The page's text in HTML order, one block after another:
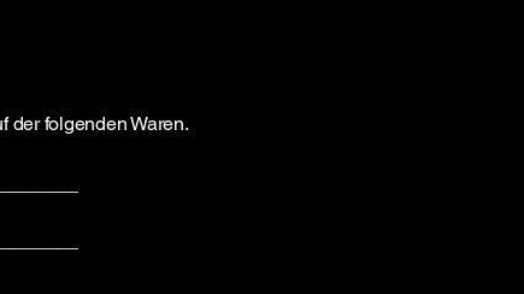
der folgenden Waren.